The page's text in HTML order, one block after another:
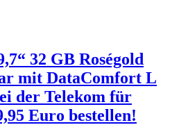
32 GB Roségold
mit DataComfort L
der Telekom für
Euro bestellen!